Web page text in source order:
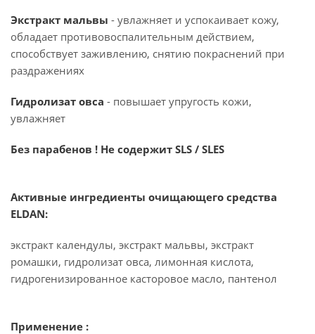
Экстракт мальвы - увлажняет и успокаивает кожу,
обладает противовоспалительным действием,
способствует заживлению, снятию покраснений при
раздражениях
Гидролизат овса - повышает упругость кожи,
увлажняет
Без парабенов ! Не содержит SLS / SLES
Активные ингредиенты очищающего средства
ELDAN:
экстракт календулы, экстракт мальвы, экстракт
ромашки, гидролизат овса, лимонная кислота,
гидрогенизированное касторовое масло, пантенол
Применение :